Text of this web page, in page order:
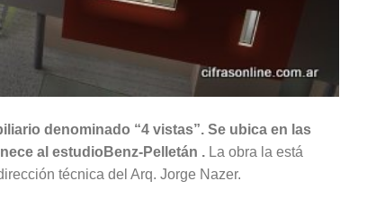
denominado “4 vistas”. Se ubica en las
al estudioBenz-Pelletán . La obra la está
técnica del Arq. Jorge Nazer.